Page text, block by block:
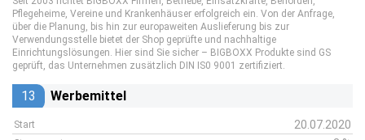
Pflegeheime, Vereine und Krankenhäuser erfolgreich ein. Von der Anfrage,
über die Planung, bis hin zur europaweiten Auslieferung bis zur
Verwendungsstelle bietet der Shop geprüfte und nachhaltige
Einrichtungslösungen. Hier sind Sie sicher – BIGBOXX Produkte sind GS
geprüft, das Unternehmen zusätzlich DIN IS0 9001 zertifiziert.
13 Werbemittel
Start 20.07.2020